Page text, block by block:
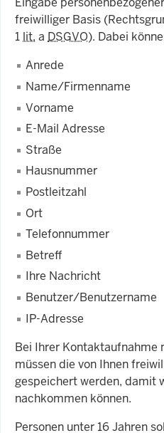
freiwilliger Basis
1lit. a DSGVO). Dabei
Anrede
Name/Firmenname
Vorname
E-Mail Adresse
Straße
Hausnummer
Postleitzahl
Ort
Telefonnummer
Betreff
Ihre Nachricht
Benutzer/Benutzername
IP-Adresse
Bei Ihrer Kontaktaufnahme
müssen die von Ihnen
gespeichert werden, damit
nachkommen können.
Personen unter 16 Jahren